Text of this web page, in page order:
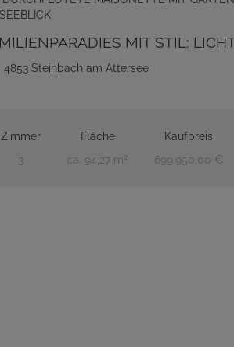
4853 Steinbach am Attersee
Zimmer
3
Fläche
ca. 94,27 m2
Kaufpreis
699.950,00 €